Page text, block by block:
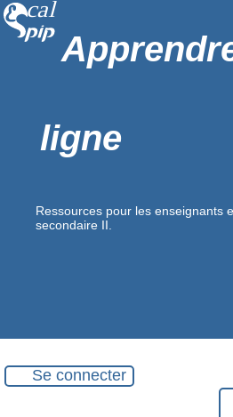
ligne
Ressources pour les enseignants
secondaire II.
Se connecter